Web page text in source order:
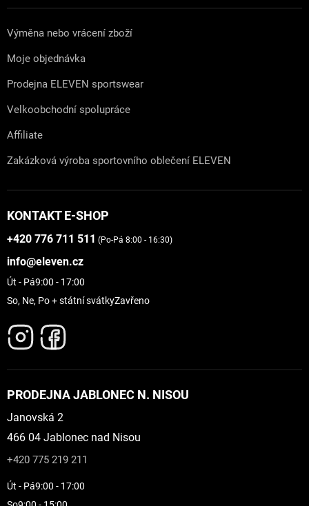
Výměna nebo vrácení zboží
Moje objednávka
Prodejna ELEVEN sportswear
Velkoobchodní spolupráce
Affiliate
Zakázková výroba sportovního oblečení ELEVEN
KONTAKT E-SHOP
+420 776 711 511 (Po-Pá 8:00 - 16:30)
info@eleven.cz
Út - Pá9:00 - 17:00
So, Ne, Po + státní svátkyZavřeno
PRODEJNA JABLONEC N. NISOU
Janovská 2
466 04 Jablonec nad Nisou
+420 775 219 211
Út - Pá9:00 - 17:00